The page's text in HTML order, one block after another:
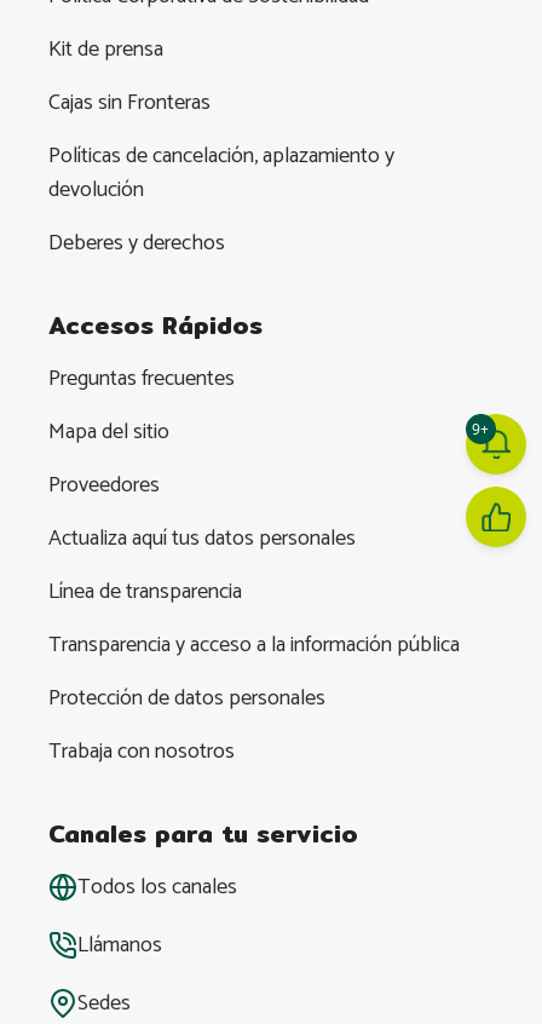
9+
Kit de prensa
Cajas sin Fronteras
Políticas de cancelación, aplazamiento y
devolución
Deberes y derechos
Accesos Rápidos
Preguntas frecuentes
Mapa del sitio
Proveedores
Actualiza aquí tus datos personales
Línea de transparencia
Transparencia y acceso a la información pública
Protección de datos personales
Trabaja con nosotros
Canales para tu servicio
Todos los canales
Llámanos
Sedes